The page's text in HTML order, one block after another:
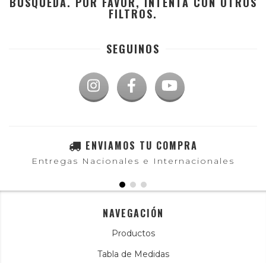
FILTROS.
SEGUINOS
ENVIAMOS TU COMPRA
Entregas Nacionales e Internacionales
NAVEGACIÓN
Productos
Tabla de Medidas